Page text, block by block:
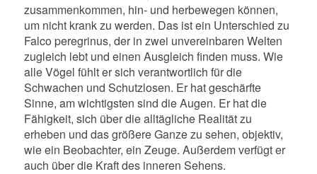
zusammenkommen, hin- und herbewegen können,
um nicht krank zu werden. Das ist ein Unterschied zu
Falco peregrinus, der in zwei unvereinbaren Welten
zugleich lebt und einen Ausgleich finden muss. Wie
alle Vögel fühlt er sich verantwortlich für die
Schwachen und Schutzlosen. Er hat geschärfte
Sinne, am wichtigsten sind die Augen. Er hat die
Fähigkeit, sich über die alltägliche Realität zu
erheben und das größere Ganze zu sehen, objektiv,
wie ein Beobachter, ein Zeuge. Außerdem verfügt er
auch über die Kraft des inneren Sehens.